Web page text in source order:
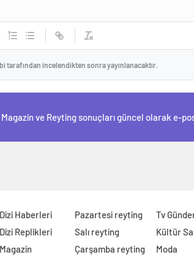
tarafından incelendikten sonra yayınlanacaktır.
Magazin ve Reyting sonuçları güncel olarak e-
Dizi Haberleri
Dizi Replikleri
Magazin
Pazartesi reyting
Salı reyting
Çarşamba reyting
Tv
Kültür
Moda